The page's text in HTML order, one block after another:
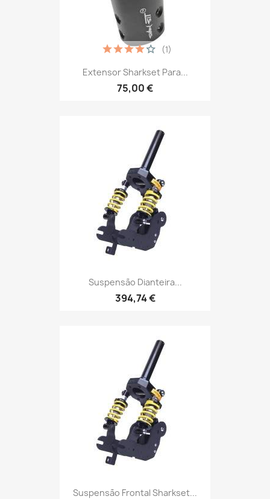
Extensor Sharkset Para...
75,00 €
(1)
Suspensão Dianteira...
394,74 €
Suspensão Frontal Sharkset...